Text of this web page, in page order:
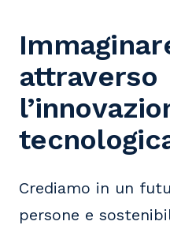
attraverso
Crediamo in un
persone e